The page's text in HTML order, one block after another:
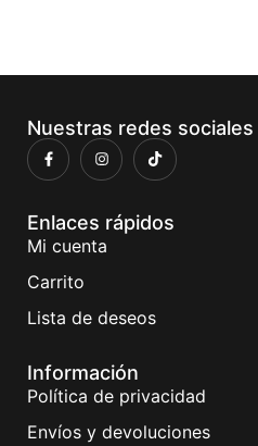
Nuestras redes sociales
Enlaces rápidos
Mi cuenta
Carrito
Lista de deseos
Información
Política de privacidad
Envíos y devoluciones